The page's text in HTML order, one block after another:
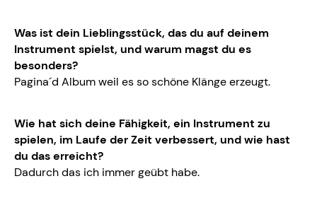
Was ist dein Lieblingsstück, das du auf deinem
Instrument spielst, und warum magst du es
besonders?
Pagina´d Album weil es so schöne Klänge erzeugt.
Wie hat sich deine Fähigkeit, ein Instrument zu
spielen, im Laufe der Zeit verbessert, und wie hast
du das erreicht?
Dadurch das ich immer geübt habe.